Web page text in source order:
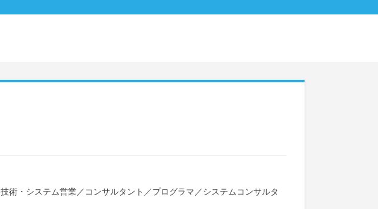
技術・システム営業／ コンサルタント ／プログラマ ／システムコンサルタ